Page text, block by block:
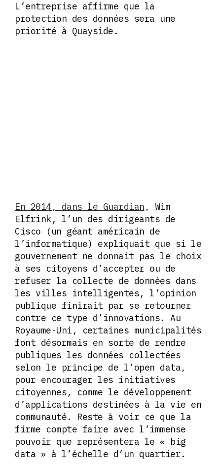
L’entreprise affirme que la
protection des données sera une
priorité à Quayside.
En 2014, dans le Guardian , Wim
Elfrink, l’un des dirigeants de
Cisco (un géant américain de
l’informatique) expliquait que si le
gouvernement ne donnait pas le choix
à ses citoyens d’accepter ou de
refuser la collecte de données dans
les villes intelligentes, l’opinion
publique finirait par se retourner
contre ce type d’innovations. Au
Royaume-Uni, certaines municipalités
font désormais en sorte de rendre
publiques les données collectées
selon le principe de l’open data,
pour encourager les initiatives
citoyennes, comme le développement
d’applications destinées à la vie en
communauté. Reste à voir ce que la
firme compte faire avec l’immense
pouvoir que représentera le « big
data » à l’échelle d’un quartier.